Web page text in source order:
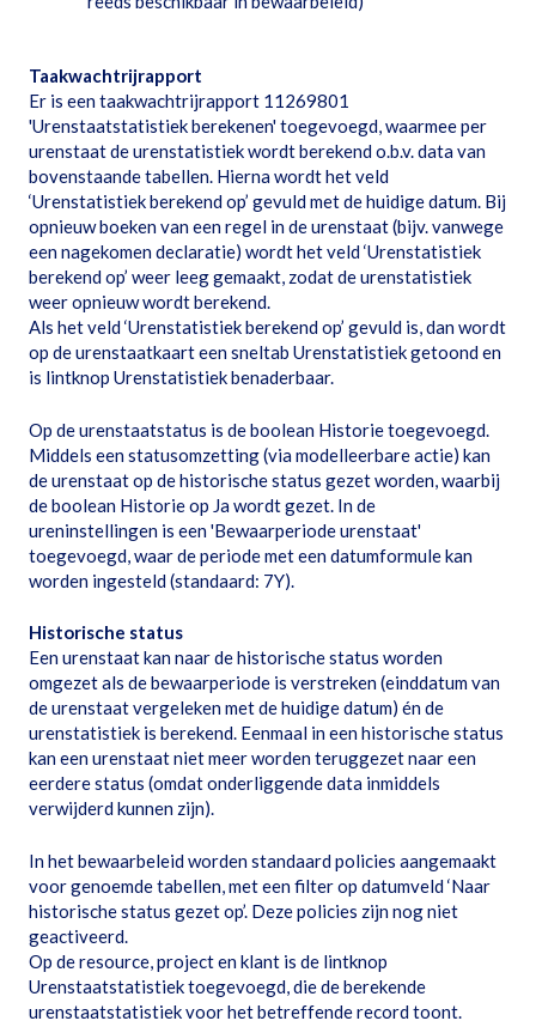
Taakwachtrijrapport
Er is een taakwachtrijrapport 11269801
'Urenstaatstatistiek berekenen' toegevoegd, waarmee per
urenstaat de urenstatistiek wordt berekend o.b.v. data van
bovenstaande tabellen. Hierna wordt het veld
‘Urenstatistiek berekend op’ gevuld met de huidige datum. Bij
opnieuw boeken van een regel in de urenstaat (bijv. vanwege
een nagekomen declaratie) wordt het veld ‘Urenstatistiek
berekend op’ weer leeg gemaakt, zodat de urenstatistiek
weer opnieuw wordt berekend.
Als het veld ‘Urenstatistiek berekend op’ gevuld is, dan wordt
op de urenstaatkaart een sneltab Urenstatistiek getoond en
is lintknop Urenstatistiek benaderbaar.
Op de urenstaatstatus is de boolean Historie toegevoegd.
Middels een statusomzetting (via modelleerbare actie) kan
de urenstaat op de historische status gezet worden, waarbij
de boolean Historie op Ja wordt gezet. In de
ureninstellingen is een 'Bewaarperiode urenstaat'
toegevoegd, waar de periode met een datumformule kan
worden ingesteld (standaard: 7Y).
Historische status
Een urenstaat kan naar de historische status worden
omgezet als de bewaarperiode is verstreken (einddatum van
de urenstaat vergeleken met de huidige datum) én de
urenstatistiek is berekend. Eenmaal in een historische status
kan een urenstaat niet meer worden teruggezet naar een
eerdere status (omdat onderliggende data inmiddels
verwijderd kunnen zijn).
In het bewaarbeleid worden standaard policies aangemaakt
voor genoemde tabellen, met een filter op datumveld ‘Naar
historische status gezet op’. Deze policies zijn nog niet
geactiveerd.
Op de resource, project en klant is de lintknop
Urenstaatstatistiek toegevoegd, die de berekende
urenstaatstatistiek voor het betreffende record toont.